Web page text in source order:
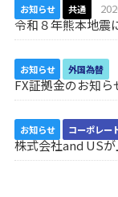
お知らせ 共通
令和８年熊本地震
お知らせ 外国為替
FX証拠金のお知ら
お知らせ コーポレー
株式会社and USが